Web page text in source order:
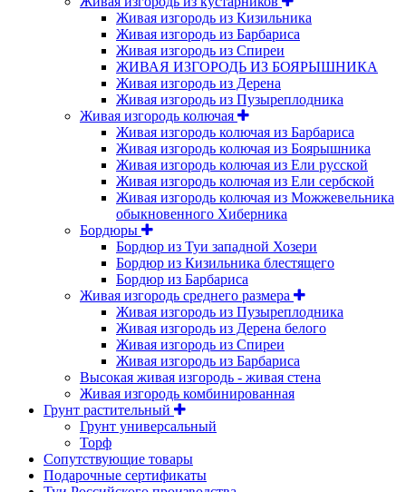
Живая изгородь из Кизильника
Живая изгородь из Барбариса
Живая изгородь из Спиреи
ЖИВАЯ ИЗГОРОДЬ ИЗ БОЯРЫШНИКА
Живая изгородь из Дерена
Живая изгородь из Пузыреплодника
Живая изгородь колючая
Живая изгородь колючая из Барбариса
Живая изгородь колючая из Боярышника
Живая изгородь колючая из Ели русской
Живая изгородь колючая из Ели сербской
Живая изгородь колючая из Можжевельника
обыкновенного Хиберника
Бордюры
Бордюр из Туи западной Хозери
Бордюр из Кизильника блестящего
Бордюр из Барбариса
Живая изгородь среднего размера
Живая изгородь из Пузыреплодника
Живая изгородь из Дерена белого
Живая изгородь из Спиреи
Живая изгородь из Барбариса
Высокая живая изгородь - живая стена
Живая изгородь комбинированная
Грунт растительный
Грунт универсальный
Торф
Сопутствующие товары
Подарочные сертификаты